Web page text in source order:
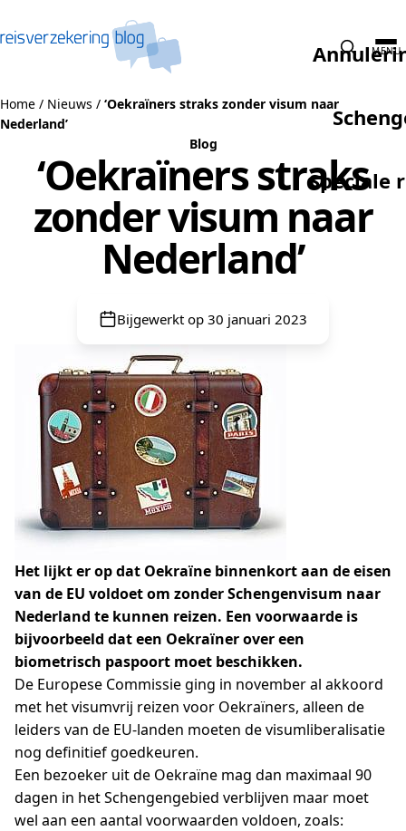
Speciale
MENU
Home / Nieuws / ‘Oekraïners straks zonder visum naar
Nederland’
Blog
‘Oekraïners straks
zonder visum naar
Nederland’
Bijgewerkt op 30 januari 2023
Het lijkt er op dat Oekraïne binnenkort aan de eisen
van de EU voldoet om zonder Schengenvisum naar
Nederland te kunnen reizen. Een voorwaarde is
bijvoorbeeld dat een Oekraïner over een
biometrisch paspoort moet beschikken.
De Europese Commissie ging in november al akkoord
met het visumvrij reizen voor Oekraïners, alleen de
leiders van de EU-landen moeten de visumliberalisatie
nog definitief goedkeuren.
Een bezoeker uit de Oekraïne mag dan maximaal 90
dagen in het Schengengebied verblijven maar moet
wel aan een aantal voorwaarden voldoen, zoals: